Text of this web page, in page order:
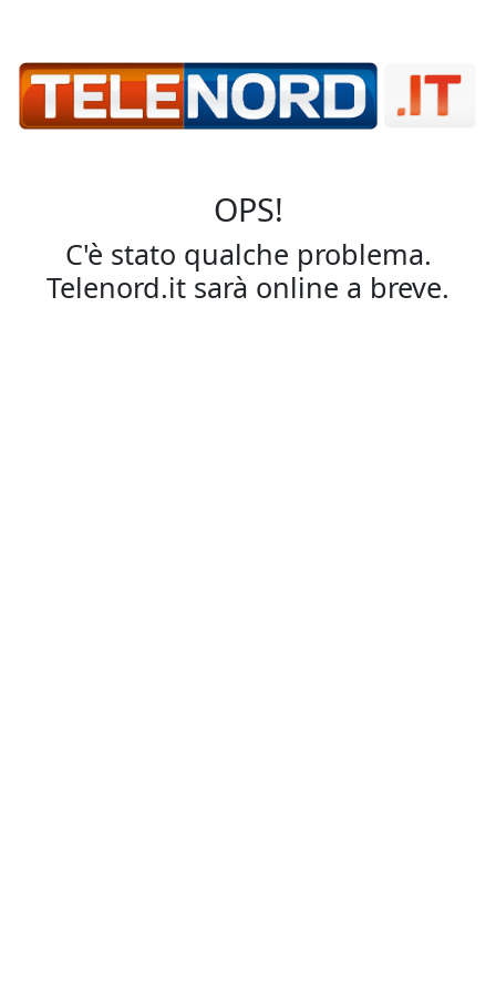
OPS!
C'è stato qualche problema.
Telenord.it sarà online a breve.